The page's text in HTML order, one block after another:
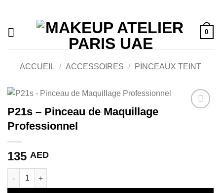
contenu
0
ACCUEIL / ACCESSOIRES / PINCEAUX TEINT
P21s – Pinceau de Maquillage
Professionnel
135 AED
quantité de P21s - Pinceau de Maquillage Professionnel